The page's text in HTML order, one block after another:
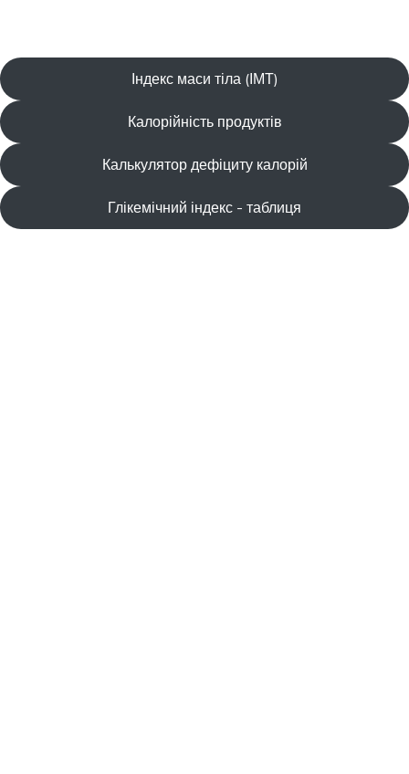
Індекс маси тіла (ІМТ)
Калорійність продуктів
Калькулятор дефіциту калорій
Глікемічний індекс - таблиця